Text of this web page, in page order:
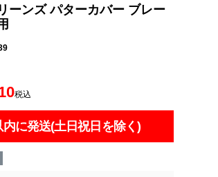
ーンズ パターカバー ブレー
税込
内に発送(土日祝日を除く)